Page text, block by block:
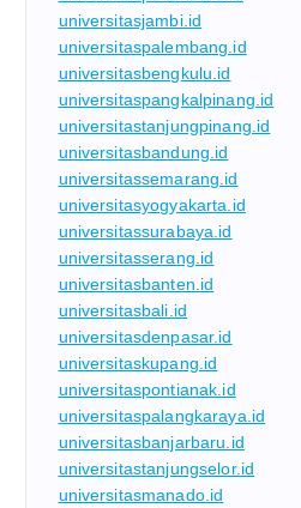
universitasjambi.id
universitaspalembang.id
universitasbengkulu.id
universitaspangkalpinang.id
universitastanjungpinang.id
universitasbandung.id
universitassemarang.id
universitasyogyakarta.id
universitassurabaya.id
universitasserang.id
universitasbanten.id
universitasbali.id
universitasdenpasar.id
universitaskupang.id
universitaspontianak.id
universitaspalangkaraya.id
universitasbanjarbaru.id
universitastanjungselor.id
universitasmanado.id